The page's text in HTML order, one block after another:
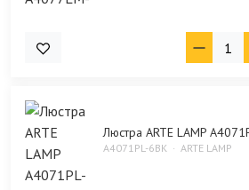
Люстра ARTE LAMP
A4071PL-6BK ARTE LAMP